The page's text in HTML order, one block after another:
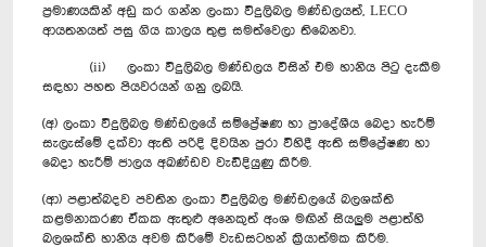
ප්‍රමාණයකින් අඩු කර ගන්න ලංකා විදුලිබල මණ්ඩලයත්, LECO
ආයතනයත් පසු ගිය කාලය තුළ සමත්වෙලා තිබෙනවා.
(ii) ලංකා විදුලිබල මණ්ඩලය විසින් එම හානිය පිටු දැකීම
සඳහා පහත පියවරයන් ගනු ලබයි.
(අ) ලංකා විදුලිබල මණ්ඩලයේ සම්ප්‍රේෂණ හා ප්‍රාදේශීය බෙදා හැරීම්
සැලැස්මේ දක්වා ඇති පරිදි දිවයින පුරා විහිදී ඇති සම්ප්‍රේෂණ හා
බෙදා හැරීම් ජාලය අඛණ්ඩව වැඩිදියුණු කිරීම.
(ආ) පළාත්බදව පවතින ලංකා විදුලිබල මණ්ඩලයේ බලශක්ති
කළමනාකරණ ඒකක ඇතුළු අනෙකුත් අංශ මඟින් සියලුම පළාත්හි
බලශක්ති හානිය අවම කිරීමේ වැඩසටහන් ක්‍රියාත්මක කිරීම.